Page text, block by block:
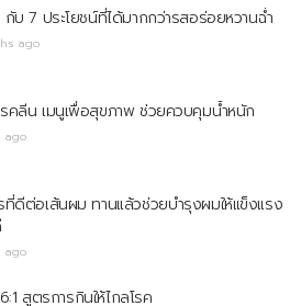
กับ 7 ประโยชน์ที่ได้มากกว่ารสอร่อยหวานฉ่ำ
ago
คลีน เมนูเพื่อสุขภาพ ช่วยควบคุมน้ำหนัก
ago
ที่ดีต่อเส้นผม ทานแล้วช่วยบำรุงผมให้แข็งแรง
ago
สูตรการกินให้ไกลโรค